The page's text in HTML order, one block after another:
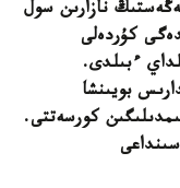
نازارىن سول
كۇردەلى
ءبىلدى.
بويىنشا
كورسەتتى.